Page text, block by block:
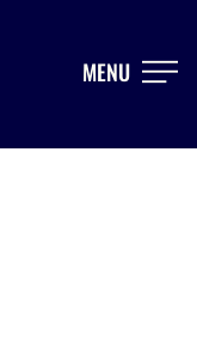
MENU